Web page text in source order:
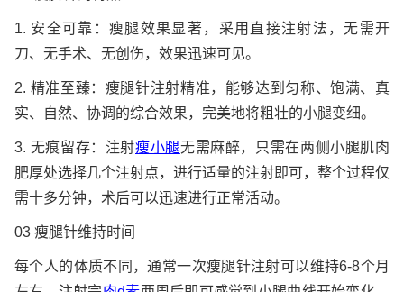
1. 安全可靠：瘦腿效果显著，采用直接注射法，无需开
刀、无手术、无创伤，效果迅速可见。
2. 精准至臻：瘦腿针注射精准，能够达到匀称、饱满、真
实、自然、协调的综合效果，完美地将粗壮的小腿变细。
3. 无痕留存：注射瘦小腿无需麻醉，只需在两侧小腿肌肉
肥厚处选择几个注射点，进行适量的注射即可，整个过程仅
需十多分钟，术后可以迅速进行正常活动。
03 瘦腿针维持时间
每个人的体质不同，通常一次瘦腿针注射可以维持6-8个月